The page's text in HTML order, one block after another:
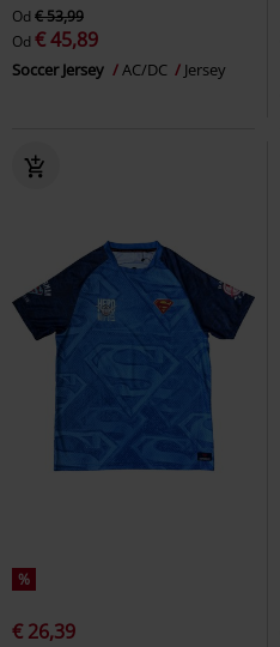
Od € 53,99
Od € 45,89
Soccer Jersey AC/DC Jersey
%
€ 26,39